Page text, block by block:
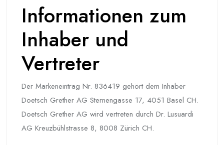
Informationen zum
Inhaber und
Vertreter
Der Markeneintrag Nr. 836419 gehört dem Inhaber
Doetsch Grether AG Sternengasse 17, 4051 Basel CH.
Doetsch Grether AG wird vertreten durch Dr. Lusuardi
AG Kreuzbühlstrasse 8, 8008 Zürich CH.